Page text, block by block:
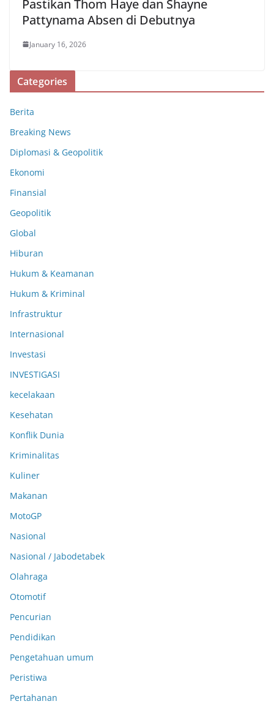
Pastikan Thom Haye dan Shayne
Pattynama Absen di Debutnya
January 16, 2026
Categories
Berita
Breaking News
Diplomasi & Geopolitik
Ekonomi
Finansial
Geopolitik
Global
Hiburan
Hukum & Keamanan
Hukum & Kriminal
Infrastruktur
Internasional
Investasi
INVESTIGASI
kecelakaan
Kesehatan
Konflik Dunia
Kriminalitas
Kuliner
Makanan
MotoGP
Nasional
Nasional / Jabodetabek
Olahraga
Otomotif
Pencurian
Pendidikan
Pengetahuan umum
Peristiwa
Pertahanan